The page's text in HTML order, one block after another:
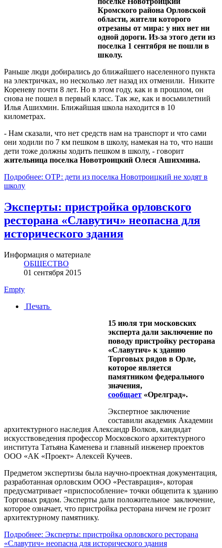
Кромского района Орловской
области, жители которого
отрезаны от мира: у них нет ни
одной дороги. Из-за этого дети из
поселка 1 сентября не пошли в
школу.
Раньше люди добирались до ближайшего населенного пункта
на электричках, но несколько лет назад их отменили. Никите
Кореневу почти 8 лет. Но в этом году, как и в прошлом, он
снова не пошел в первый класс. Так же, как и восьмилетний
Илья Ашихмин. Ближайшая школа находится в 10
километрах.
- Нам сказали, что нет средств нам на транспорт и что сами
они ходили по 7 км пешком в школу, намекая на то, что наши
дети тоже должны ходить пешком в школу, - говорит
жительница поселка Новотроицкий Олеся Ашихмина.
Подробнее: ОТР: дети из поселка Новотроицкий не ходят в
школу
Эксперты: пристройка орловского
ресторана «Славутич» неопасна для
исторического здания
Информация о материале
ОБЩЕСТВО
01 сентября 2015
Empty
Печать
15 июля три московских
эксперта дали заключение по
поводу пристройку ресторана
«Славутич» к зданию
Торговых рядов в Орле,
которое является
памятником федерального
значения,
сообщает «Орелград».
Экспертное заключение
составили академик Академии
архитектурного наследия Александр Волков, кандидат
искусствоведения профессор Московского архитектурного
института Татьяна Каменева и главный инженер проектов
ООО «АК «Проект» Алексей Кучеев.
Предметом экспертизы была научно-проектная документация,
разработанная орловским ООО «Реставрация», которая
предусматривает «приспособление» точки общепита к зданию
Торговых рядом. Эксперты дали положительное заключение,
которое означает, что пристройка ресторана ничем не грозит
архитектурному памятнику.
Подробнее: Эксперты: пристройка орловского ресторана
«Славутич» неопасна для исторического здания